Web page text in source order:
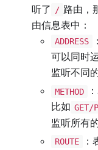
听了
/ 路由，
由信息表中：
ADDRESS
可以同时
监听不同
METHOD
比如 GET/
监听所有
ROUTE